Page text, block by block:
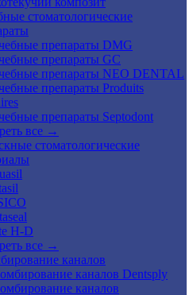
стоматологические
препараты DMG
препараты GC
препараты NEO DENTAL
препараты Produits
препараты Septodont
все →
стоматологические
H-D
все →
каналов
каналов Dentsply
каналов